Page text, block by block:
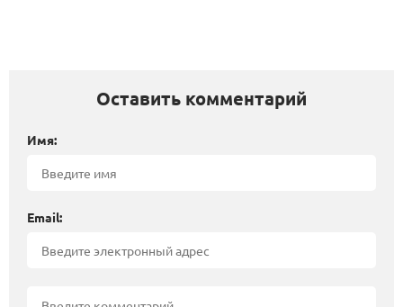
Оставить комментарий
Имя:
Email: